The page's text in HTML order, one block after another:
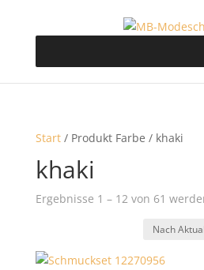
Start/ Produkt Farbe / khaki
khaki
Ergebnisse 1 – 12 von 61